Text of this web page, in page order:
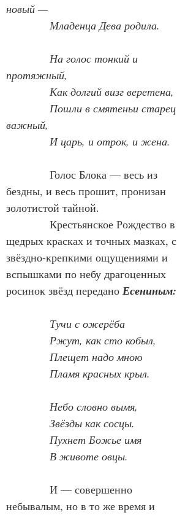
новый —
Младенца Дева родила.
На голос тонкий и
протяжный,
Как долгий визг веретена,
Пошли в смятеньи старец
важный,
И царь, и отрок, и жена.
Голос Блока — весь из
бездны, и весь прошит, пронизан
золотистой тайной.
Крестьянское Рождество в
щедрых красках и точных мазках, с
звёздно-крепкими ощущениями и
вспышками по небу драгоценных
росинок звёзд передано Есениным:
Тучи с ожерёба
Ржут, как сто кобыл,
Плещет надо мною
Пламя красных крыл.
Небо словно вымя,
Звёзды как сосцы.
Пухнет Божье имя
В животе овцы.
И — совершенно
небывалым, но в то же время и